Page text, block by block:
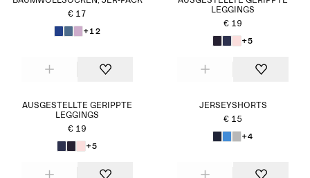
€ 17
+12
LEGGINGS
€ 19
+5
AUSGESTELLTE GERIPPTE
LEGGINGS
€ 19
+5
JERSEYSHORTS
€ 15
+4